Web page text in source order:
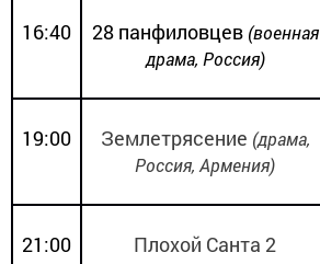
16:40 28 панфиловцев (военная
драма, Россия)
19:00 Землетрясение (драма,
Россия, Армения)
21:00 Плохой Санта 2